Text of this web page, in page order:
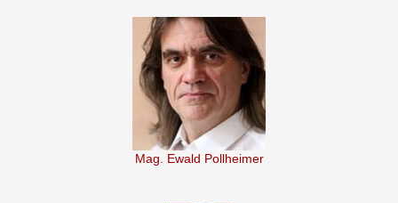
Mag. Ewald Pollheimer